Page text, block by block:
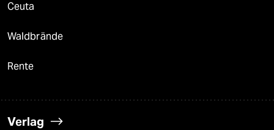
Ceuta
Waldbrände
Rente
Verlag